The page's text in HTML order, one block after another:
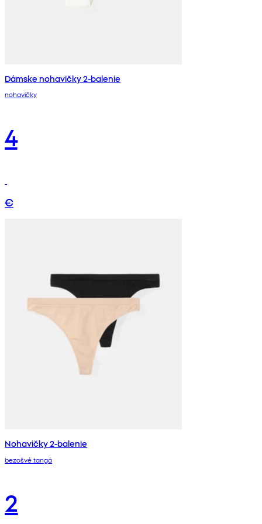
Dámske nohavičky 2-balenie
nohavičky
4
€
Nohavičky 2-balenie
bezošvé tangá
2